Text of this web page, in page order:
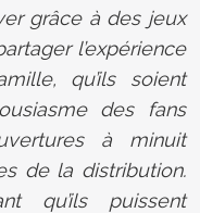
grâce à des jeux
l’expérience
qu’ils soient
des fans
à minuit
de la distribution.
qu’ils puissent